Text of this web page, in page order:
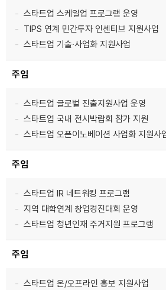
스타트업 스케일업 프로그램 운영
TIPS 연계 민간투자 인센티브 지원사업
스타트업 기술·사업화 지원사업
주임
스타트업 글로벌 진출지원사업 운영
스타트업 국내 전시박람회 참가 지원
스타트업 오픈이노베이션 사업화 지원사
주임
스타트업 IR 네트워킹 프로그램
지역 대학연계 창업경진대회 운영
스타트업 청년인재 주거지원 프로그램
주임
스타트업 온/오프라인 홍보 지원사업